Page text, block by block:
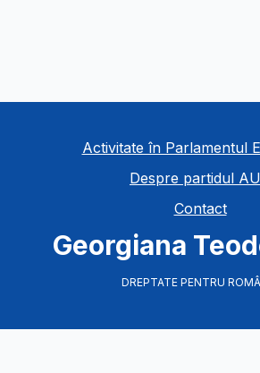
Georgiana
DREPTATE PENTRU
Activitate în Parlamentul
Despre partidul
Contact